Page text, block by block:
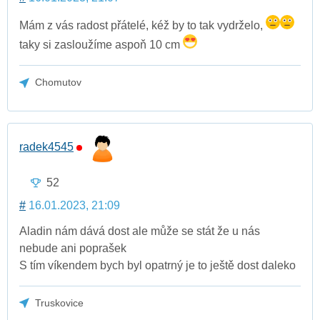
Mám z vás radost přátelé, kéž by to tak vydrželo,
taky si zasloužíme aspoň 10 cm
Chomutov
radek4545
52
# 16.01.2023, 21:09
Aladin nám dává dost ale může se stát že u nás
nebude ani poprašek
S tím víkendem bych byl opatrný je to ještě dost daleko
Truskovice